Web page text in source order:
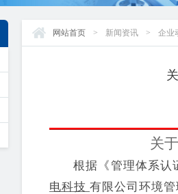
网站首页 > 新闻资讯 > 企业
关
根据《管理体系认
电科技 有限公司 环境